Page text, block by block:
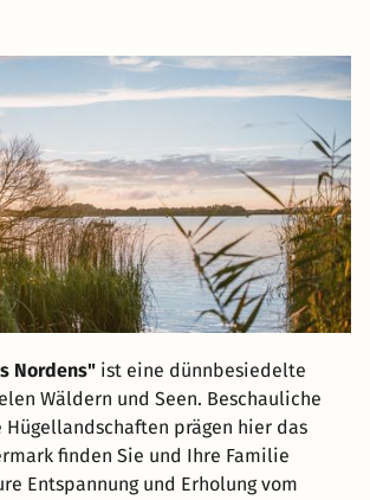
Nordens" ist eine dünnbesiedelte
Wäldern und Seen. Beschauliche
Hügellandschaften prägen hier das
finden Sie und Ihre Familie
Entspannung und Erholung vom